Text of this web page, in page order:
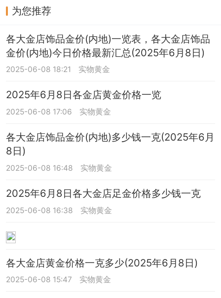
为您推荐
各大金店饰品金价(内地)一览表，各大金店饰品
金价(内地)今日价格最新汇总(2025年6月8日)
2025-06-08 18:21 实物黄金
2025年6月8日各金店黄金价格一览
2025-06-08 17:06 实物黄金
各大金店饰品金价(内地)多少钱一克(2025年6月
8日)
2025-06-08 16:48 实物黄金
2025年6月8日各大金店足金价格多少钱一克
2025-06-08 16:38 实物黄金
各大金店黄金价格一克多少(2025年6月8日)
2025-06-08 15:47 实物黄金